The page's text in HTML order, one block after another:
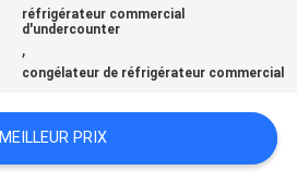
réfrigérateur commercial
d'undercounter
,
congélateur de réfrigérateur commercial
MEILLEUR PRIX